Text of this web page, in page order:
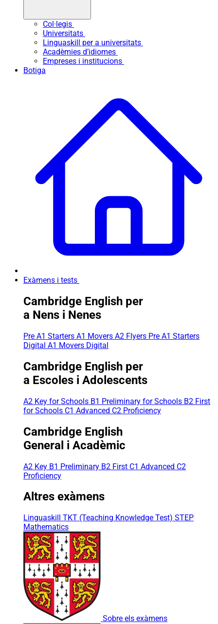
Col·legis
Universitats
Linguaskill per a universitats
Acadèmies d’idiomes
Empreses i institucions
Botiga
Exàmens i tests
Cambridge English per
a Nens i Nenes
Pre A1 Starters A1 Movers A2 Flyers Pre A1 Starters
Digital A1 Movers Digital
Cambridge English per
a Escoles i Adolescents
A2 Key for Schools B1 Preliminary for Schools B2 First
for Schools C1 Advanced C2 Proficiency
Cambridge English
General i Acadèmic
A2 Key B1 Preliminary B2 First C1 Advanced C2
Proficiency
Altres exàmens
Linguaskill TKT (Teaching Knowledge Test) STEP
Mathematics
Sobre els exàmens